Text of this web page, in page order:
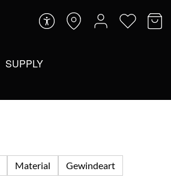
SUPPLY
Material Gewindeart